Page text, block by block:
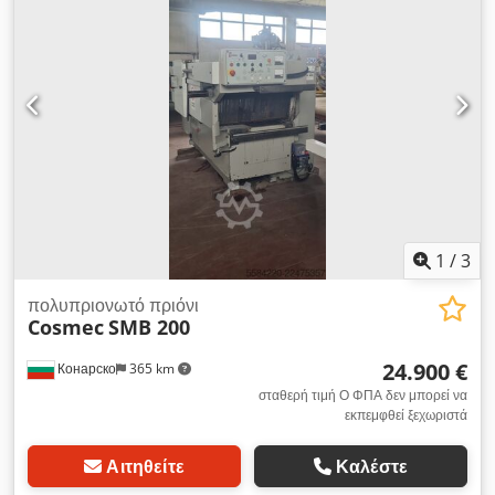
1 /3
Конарско 365 km
πολυπριονωτό πριόνι
CosmecSMB 200
24.900 €
σταθερή τιμή Ο ΦΠΑ δεν μπορεί να
εκπεμφθεί ξεχωριστά
Αιτηθείτε Καλέστε